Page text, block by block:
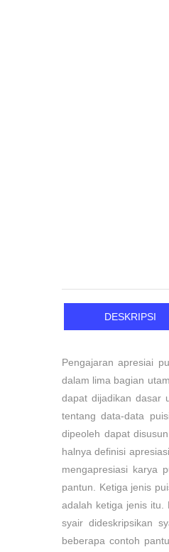
DESKRIPSI
Pengajaran apresiai
dalam lima bagian
dapat dijadikan dasar
tentang data-data
dipeoleh dapat
halnya definisi
mengapresiasi karya
pantun. Ketiga jenis
adalah ketiga jenis itu.
syair dideskripsikan
beberapa contoh